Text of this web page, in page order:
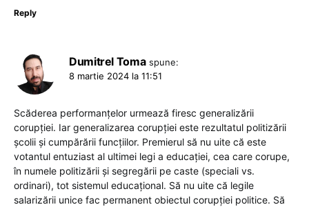
Reply
Dumitrel Toma spune:
8 martie 2024 la 11:51
Scăderea performanțelor urmează firesc generalizării
corupției. Iar generalizarea corupției este rezultatul politizării
școlii și cumpărării funcțiilor. Premierul să nu uite că este
votantul entuziast al ultimei legi a educației, cea care corupe,
în numele politizării și segregării pe caste (speciali vs.
ordinari), tot sistemul educațional. Să nu uite că legile
salarizării unice fac permanent obiectul corupției politice. Să